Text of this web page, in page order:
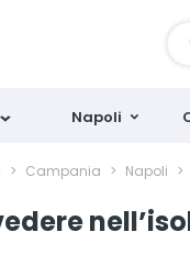
Napoli
> Campania > Napoli >